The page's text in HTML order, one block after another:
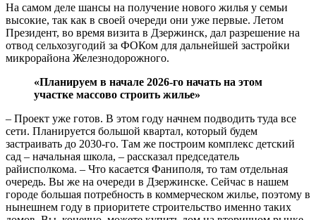
На самом деле шансы на получение нового жилья у семьи
высокие, так как в своей очереди они уже первые. Летом
Президент, во время визита в Дзержинск, дал разрешение на
отвод сельхозугодий за ФОКом для дальнейшей застройки
микрорайона Железнодорожного.
«Планируем в начале 2026-го начать на этом
участке массово строить жилье»
– Проект уже готов. В этом году начнем подводить туда все
сети. Планируется большой квартал, который будем
застраивать до 2030-го. Там же построим комплекс детский
сад – начальная школа, – раccказал председатель
райисполкома. – Что касается Фаниполя, то там отдельная
очередь. Вы же на очереди в Дзержинске. Сейчас в нашем
городе большая потребность в коммерческом жилье, поэтому в
нынешнем году в приоритете строительство именно таких